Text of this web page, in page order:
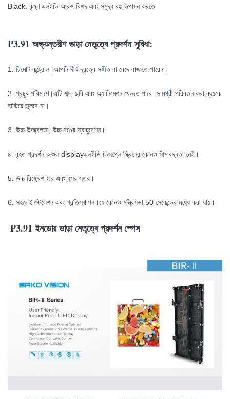
Black. কৃষ্ণ এলইডি আরও বিশদ এবং সমৃদ্ধ রঙ উত্পাদন করতে
P3.91 অভ্যন্তরীণ ভাড়া নেতৃত্বে প্রদর্শন সুবিধা:
1. রিমোট কন্ট্রোল।আপনি দীর্ঘ দূরত্বে সঙ্গীত বা বেদে বাজাতে পারেন।
2. প্রচুর পরিমাণে।এটি শব্দ, ছবি এবং অ্যানিমেশন খেলতে পারে।সামগ্রী পরিবর্তন করা ব্যয়কে
বাড়িয়ে তুলবে না।
3. উচ্চ উজ্জ্বলতা, উচ্চ রঙের স্যাচুরেশন।
৪. বৃহত প্রদর্শন অঞ্চল displayএলইডি ডিসপ্লে স্ক্রিনের কোনও সীমাবদ্ধতা নেই।
5. উচ্চ রিফ্রেশ হার এবং ধূসর স্তর।
6. সহজ ইনস্টলেশন এবং প্রতিস্থাপন।যে কোনও মন্ত্রিসভা 50 সেকেন্ডের মধ্যে করা যায়।
P3.91 ইনডোর ভাড়া নেতৃত্বে প্রদর্শন স্পেস